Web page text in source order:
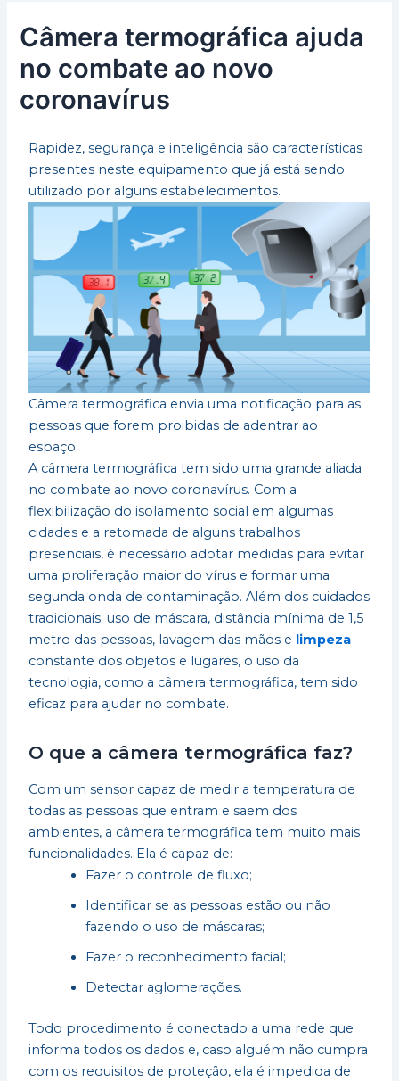
Câmera termográfica ajuda
no combate ao novo
coronavírus
Rapidez, segurança e inteligência são características
presentes neste equipamento que já está sendo
utilizado por alguns estabelecimentos.
Câmera termográfica envia uma notificação para as
pessoas que forem proibidas de adentrar ao
espaço.
A câmera termográfica tem sido uma grande aliada
no combate ao novo coronavírus. Com a
flexibilização do isolamento social em algumas
cidades e a retomada de alguns trabalhos
presenciais, é necessário adotar medidas para evitar
uma proliferação maior do vírus e formar uma
segunda onda de contaminação. Além dos cuidados
tradicionais: uso de máscara, distância mínima de 1,5
metro das pessoas, lavagem das mãos e limpeza
constante dos objetos e lugares, o uso da
tecnologia, como a câmera termográfica, tem sido
eficaz para ajudar no combate.
O que a câmera termográfica faz?
Com um sensor capaz de medir a temperatura de
todas as pessoas que entram e saem dos
ambientes, a câmera termográfica tem muito mais
funcionalidades. Ela é capaz de:
Fazer o controle de fluxo;
Identificar se as pessoas estão ou não
fazendo o uso de máscaras;
Fazer o reconhecimento facial;
Detectar aglomerações.
Todo procedimento é conectado a uma rede que
informa todos os dados e, caso alguém não cumpra
com os requisitos de proteção, ela é impedida de